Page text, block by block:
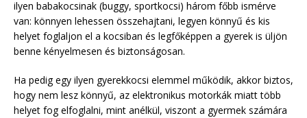
ilyen babakocsinak (buggy, sportkocsi) három főbb ismérve
van: könnyen lehessen összehajtani, legyen könnyű és kis
helyet foglaljon el a kocsiban és legfőképpen a gyerek is üljön
benne kényelmesen és biztonságosan.
Ha pedig egy ilyen gyerekkocsi elemmel működik, akkor biztos,
hogy nem lesz könnyű, az elektronikus motorkák miatt több
helyet fog elfoglalni, mint anélkül, viszont a gyermek számára